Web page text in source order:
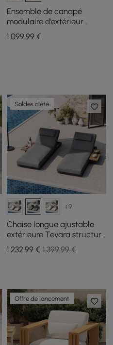
Ensemble de canapé
modulaire d'extérieur
Slatera en acacia et
aluminium gris clair
1 099,99€
Soldes d'été
+9
Chaise longue ajustable
extérieure Tevara structure
teck et aluminium, gris, lot
de 2
1 232,99€ 1 399,99 €
Offre de lancement